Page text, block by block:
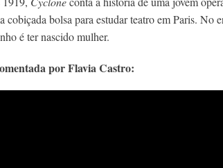
cobiçada bolsa para estudar teatro em Paris. No
é ter nascido mulher.
por Flavia Castro: